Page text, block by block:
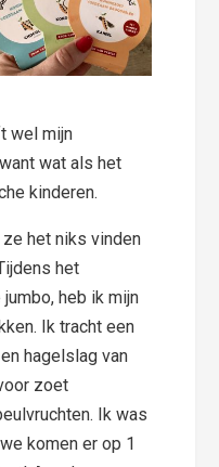
wel mijn
wat als het
kinderen.
het niks vinden
het
heb ik mijn
Ik tracht een
hagelslag van
zoet
Ik was
komen er op 1